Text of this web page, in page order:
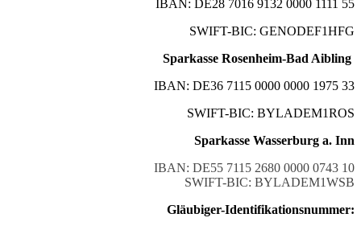
IBAN: DE28 7016 9132 0000 1111 55
SWIFT-BIC: GENODEF1HFG
Sparkasse Rosenheim-Bad Aibling
IBAN: DE36 7115 0000 0000 1975 33
SWIFT-BIC: BYLADEM1ROS
Sparkasse Wasserburg a. Inn
IBAN: DE55 7115 2680 0000 0743 10
SWIFT-BIC: BYLADEM1WSB
Gläubiger-Identifikationsnummer: